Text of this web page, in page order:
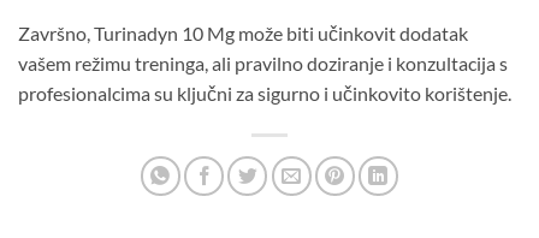
Završno, Turinadyn 10 Mg može biti učinkovit dodatak
vašem režimu treninga, ali pravilno doziranje i konzultacija s
profesionalcima su ključni za sigurno i učinkovito korištenje.